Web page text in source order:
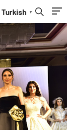
Turkish ▼